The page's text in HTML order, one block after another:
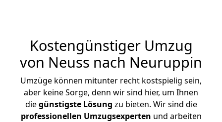
Kostengünstiger Umzug
von Neuss nach Neuruppin
Umzüge können mitunter recht kostspielig sein,
aber keine Sorge, denn wir sind hier, um Ihnen
diegünstigste Lösung zu bieten. Wir sind die
professionellen Umzugsexperten und arbeiten